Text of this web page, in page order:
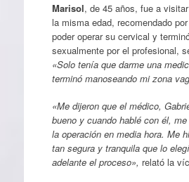
Marisol, de 45 años, fue a
la misma edad, recomendado
poder operar su cervical y
sexualmente por el profesional,
«Solo tenía que darme una
terminó manoseando mi zona
«Me dijeron que el médico,
bueno y cuando hablé con él,
la operación en media hora. Me
tan segura y tranquila que lo
adelante el proceso», relató la